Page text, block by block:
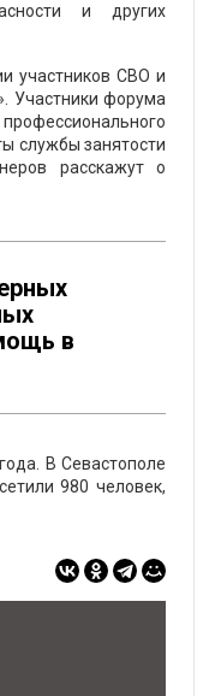
и других
участников СВО и
Участники форума
службы занятости
расскажут о
в
В Севастополе
980 человек,